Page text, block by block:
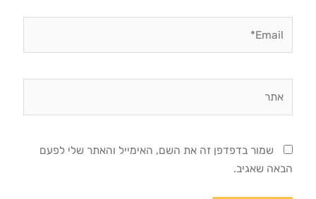
שמור בדפדפן זה את השם, האימייל והאתר שלי לפעם
הבאה שאגיב.